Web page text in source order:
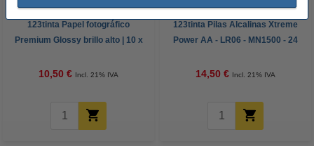
123tinta Papel fotográfico
Premium Glossy brillo alto | 10 x
10,50 € Incl. 21% IVA
123tinta Pilas Alcalinas Xtreme
Power AA - LR06 - MN1500 - 24
14,50 € Incl. 21% IVA